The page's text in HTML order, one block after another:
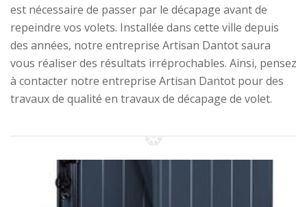
est nécessaire de passer par le décapage avant de
repeindre vos volets. Installée dans cette ville depuis
des années, notre entreprise Artisan Dantot saura
vous réaliser des résultats irréprochables. Ainsi, pensez
à contacter notre entreprise Artisan Dantot pour des
travaux de qualité en travaux de décapage de volet.